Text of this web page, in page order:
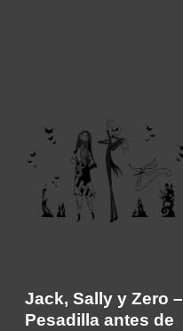
Jack, Sally y Zero –
Pesadilla antes de